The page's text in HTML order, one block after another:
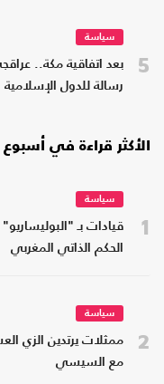
5
سياسة
بعد اتفاقية مكة..
رسالة للدول الإسلامية
الأكثر قراءة في أسبوع
1
سياسة
قيادات بـ
الحكم الذاتي المغربي
2
سياسة
ممثلات يرتدين الزي
مع السيسي